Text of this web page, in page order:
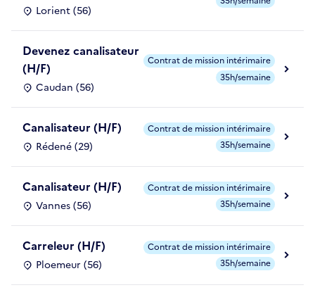
Lorient (56)
Devenez canalisateur
(H/F)
Caudan (56)
Contrat de mission intérimaire
35h/semaine
Canalisateur (H/F)
Rédené (29)
Contrat de mission intérimaire
35h/semaine
Canalisateur (H/F)
Vannes (56)
Contrat de mission intérimaire
35h/semaine
Carreleur (H/F)
Ploemeur (56)
Contrat de mission intérimaire
35h/semaine